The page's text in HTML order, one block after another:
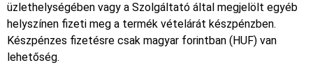
üzlethelységében vagy a Szolgáltató által megjelölt egyéb
helyszínen fizeti meg a termék vételárát készpénzben.
Készpénzes fizetésre csak magyar forintban (HUF) van
lehetőség.